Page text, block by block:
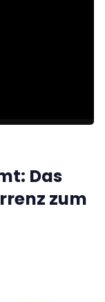
Das
zum